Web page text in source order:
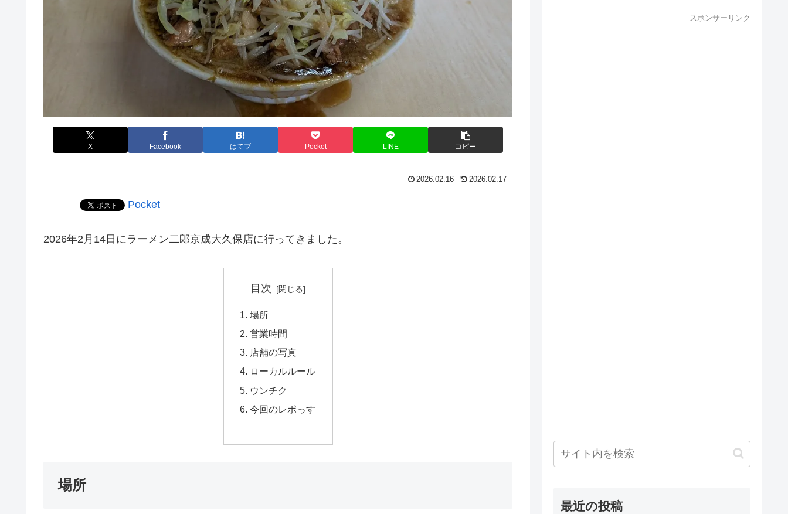
X Facebook はてブ Pocket LINE コピー
2026.02.16 2026.02.17
Pocket
2026年2月14日にラーメン二郎京成大久保店に行ってきました。
目次
場所
営業時間
店舗の写真
ローカルルール
ウンチク
今回のレポっす
場所
スポンサーリンク
最近の投稿